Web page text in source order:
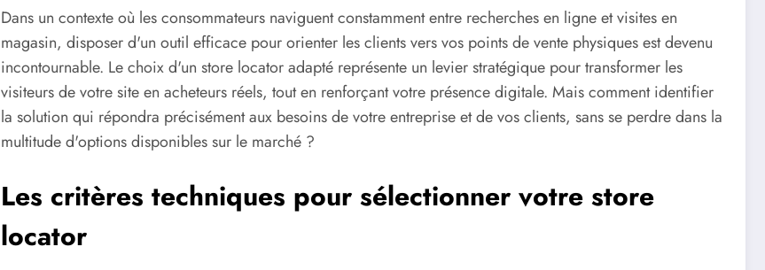
Dans un contexte où les consommateurs naviguent constamment entre recherches en ligne et visites en
magasin, disposer d'un outil efficace pour orienter les clients vers vos points de vente physiques est devenu
incontournable. Le choix d'un store locator adapté représente un levier stratégique pour transformer les
visiteurs de votre site en acheteurs réels, tout en renforçant votre présence digitale. Mais comment identifier
la solution qui répondra précisément aux besoins de votre entreprise et de vos clients, sans se perdre dans la
multitude d'options disponibles sur le marché ?
Les critères techniques pour sélectionner votre store
locator